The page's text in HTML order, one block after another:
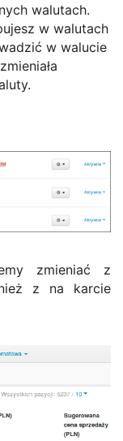
walutach.
w walutach
w walucie
zmieniać z
z na karcie